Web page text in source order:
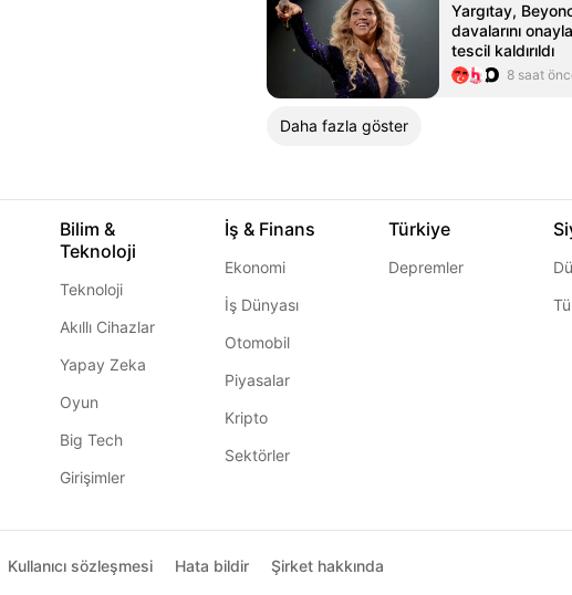
Yargıtay,
davalarını
tescil kaldırıldı
8 saat
Daha fazla göster
Bilim &
Teknoloji
Teknoloji
Akıllı Cihazlar
Yapay Zeka
Oyun
Big Tech
Girişimler
İş & Finans
Ekonomi
İş Dünyası
Otomobil
Piyasalar
Kripto
Sektörler
Türkiye
Depremler
Kullanıcı sözleşmesi Hata bildir Şirket hakkında